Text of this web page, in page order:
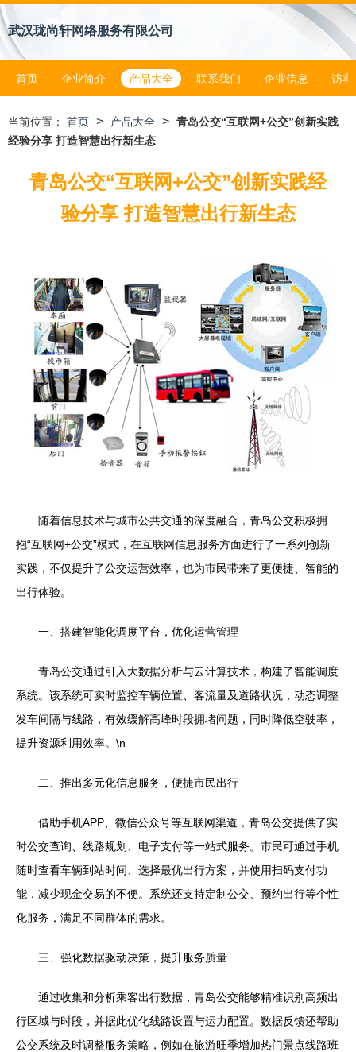
武汉珑尚轩网络服务有限公司
首页 企业简介 产品大全 联系我们 企业信息 访客
当前位置： 首页 > 产品大全 > 青岛公交“互联网+公交”创新实践
经验分享 打造智慧出行新生态
青岛公交“互联网+公交”创新实践经
验分享 打造智慧出行新生态
随着信息技术与城市公共交通的深度融合，青岛公交积极拥
抱“互联网+公交”模式，在互联网信息服务方面进行了一系列创新
实践，不仅提升了公交运营效率，也为市民带来了更便捷、智能的
出行体验。
一、搭建智能化调度平台，优化运营管理
青岛公交通过引入大数据分析与云计算技术，构建了智能调度
系统。该系统可实时监控车辆位置、客流量及道路状况，动态调整
发车间隔与线路，有效缓解高峰时段拥堵问题，同时降低空驶率，
提升资源利用效率。\n
二、推出多元化信息服务，便捷市民出行
借助手机APP、微信公众号等互联网渠道，青岛公交提供了实
时公交查询、线路规划、电子支付等一站式服务。市民可通过手机
随时查看车辆到站时间、选择最优出行方案，并使用扫码支付功
能，减少现金交易的不便。系统还支持定制公交、预约出行等个性
化服务，满足不同群体的需求。
三、强化数据驱动决策，提升服务质量
通过收集和分析乘客出行数据，青岛公交能够精准识别高频出
行区域与时段，并据此优化线路设置与运力配置。数据反馈还帮助
公交系统及时调整服务策略，例如在旅游旺季增加热门景点线路班